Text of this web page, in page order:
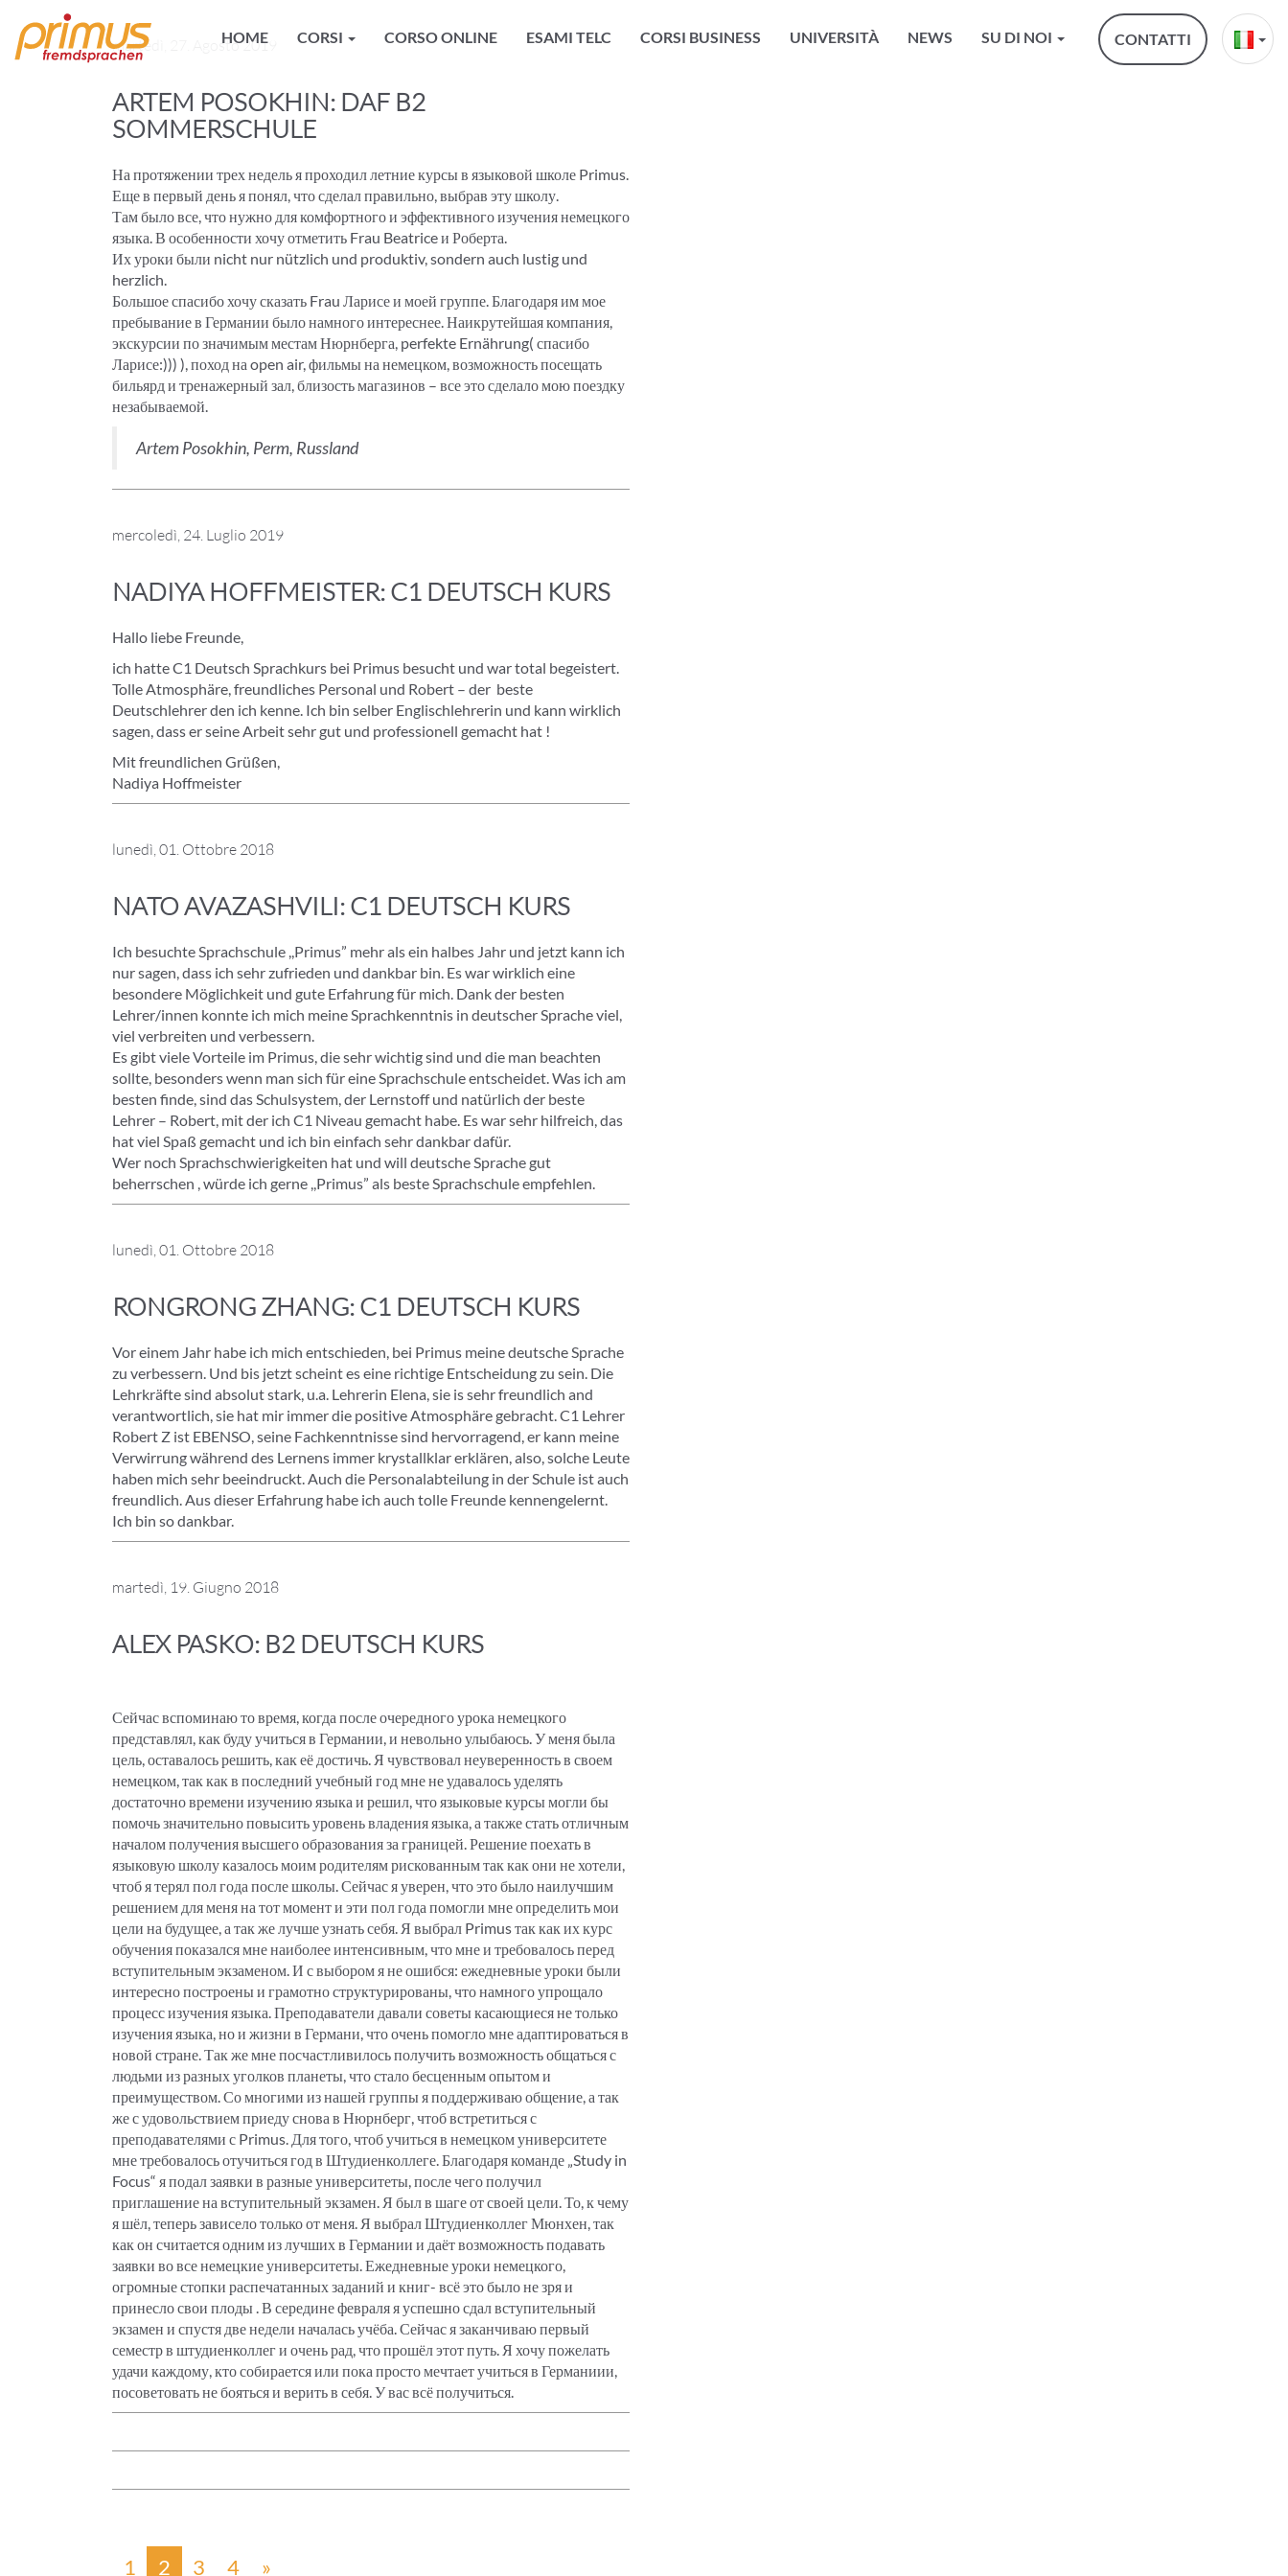
CONTATTI
HOME CORSI CORSO ONLINE ESAMI TELC CORSI BUSINESS UNIVERSITÀ NEWS SU DI NOI
martedì, 27. Agosto 2019
ARTEM POSOKHIN: DAF B2
SOMMERSCHULE
На протяжении трех недель я проходил летние курсы в языковой школе Primus.
Еще в первый день я понял, что сделал правильно, выбрав эту школу.
Там было все, что нужно для комфортного и эффективного изучения немецкого
языка. В особенности хочу отметить Frau Beatrice и Роберта.
Их уроки были nicht nur nützlich und produktiv, sondern auch lustig und
herzlich.
Большое спасибо хочу сказать Frau Ларисе и моей группе. Благодаря им мое
пребывание в Германии было намного интереснее. Наикрутейшая компания,
экскурсии по значимым местам Нюрнберга, perfekte Ernährung( спасибо
Ларисе:))) ), поход на open air, фильмы на немецком, возможность посещать
бильярд и тренажерный зал, близость магазинов – все это сделало мою поездку
незабываемой.
Artem Posokhin, Perm, Russland
mercoledì, 24. Luglio 2019
NADIYA HOFFMEISTER: C1 DEUTSCH KURS
Hallo liebe Freunde,
ich hatte C1 Deutsch Sprachkurs bei Primus besucht und war total begeistert.
Tolle Atmosphäre, freundliches Personal und Robert – der beste
Deutschlehrer den ich kenne. Ich bin selber Englischlehrerin und kann wirklich
sagen, dass er seine Arbeit sehr gut und professionell gemacht hat !
Mit freundlichen Grüßen,
Nadiya Hoffmeister
lunedì, 01. Ottobre 2018
NATO AVAZASHVILI: C1 DEUTSCH KURS
Ich besuchte Sprachschule ,,Primus” mehr als ein halbes Jahr und jetzt kann ich
nur sagen, dass ich sehr zufrieden und dankbar bin. Es war wirklich eine
besondere Möglichkeit und gute Erfahrung für mich. Dank der besten
Lehrer/innen konnte ich mich meine Sprachkenntnis in deutscher Sprache viel,
viel verbreiten und verbessern.
Es gibt viele Vorteile im Primus, die sehr wichtig sind und die man beachten
sollte, besonders wenn man sich für eine Sprachschule entscheidet. Was ich am
besten finde, sind das Schulsystem, der Lernstoff und natürlich der beste
Lehrer – Robert, mit der ich C1 Niveau gemacht habe. Es war sehr hilfreich, das
hat viel Spaß gemacht und ich bin einfach sehr dankbar dafür.
Wer noch Sprachschwierigkeiten hat und will deutsche Sprache gut
beherrschen , würde ich gerne ,,Primus” als beste Sprachschule empfehlen.
lunedì, 01. Ottobre 2018
RONGRONG ZHANG: C1 DEUTSCH KURS
Vor einem Jahr habe ich mich entschieden, bei Primus meine deutsche Sprache
zu verbessern. Und bis jetzt scheint es eine richtige Entscheidung zu sein. Die
Lehrkräfte sind absolut stark, u.a. Lehrerin Elena, sie is sehr freundlich and
verantwortlich, sie hat mir immer die positive Atmosphäre gebracht. C1 Lehrer
Robert Z ist EBENSO, seine Fachkenntnisse sind hervorragend, er kann meine
Verwirrung während des Lernens immer krystallklar erklären, also, solche Leute
haben mich sehr beeindruckt. Auch die Personalabteilung in der Schule ist auch
freundlich. Aus dieser Erfahrung habe ich auch tolle Freunde kennengelernt.
Ich bin so dankbar.
martedì, 19. Giugno 2018
ALEX PASKO: B2 DEUTSCH KURS
Сейчас вспоминаю то время, когда после очередного урока немецкого
представлял, как буду учиться в Германии, и невольно улыбаюсь. У меня была
цель, оставалось решить, как её достичь. Я чувствовал неуверенность в своем
немецком, так как в последний учебный год мне не удавалось уделять
достаточно времени изучению языка и решил, что языковые курсы могли бы
помочь значительно повысить уровень владения языка, а также стать отличным
началом получения высшего образования за границей. Решение поехать в
языковую школу казалось моим родителям рискованным так как они не хотели,
чтоб я терял пол года после школы. Сейчас я уверен, что это было наилучшим
решением для меня на тот момент и эти пол года помогли мне определить мои
цели на будущее, а так же лучше узнать себя. Я выбрал Primus так как их курс
обучения показался мне наиболее интенсивным, что мне и требовалось перед
вступительным экзаменом. И с выбором я не ошибся: ежедневные уроки были
интересно построены и грамотно структурированы, что намного упрощало
процесс изучения языка. Преподаватели давали советы касающиеся не только
изучения языка, но и жизни в Германи, что очень помогло мне адаптироваться в
новой стране. Так же мне посчастливилось получить возможность общаться с
людьми из разных уголков планеты, что стало бесценным опытом и
преимуществом. Со многими из нашей группы я поддерживаю общение, а так
же с удовольствием приеду снова в Нюрнберг, чтоб встретиться с
преподавателями с Primus. Для того, чтоб учиться в немецком университете
мне требовалось отучиться год в Штудиенколлеге. Благодаря команде „Study in
Focus“ я подал заявки в разные университеты, после чего получил
приглашение на вступительный экзамен. Я был в шаге от своей цели. То, к чему
я шёл, теперь зависело только от меня. Я выбрал Штудиенколлег Мюнхен, так
как он считается одним из лучших в Германии и даёт возможность подавать
заявки во все немецкие университеты. Ежедневные уроки немецкого,
огромные стопки распечатанных заданий и книг- всё это было не зря и
принесло свои плоды . В середине февраля я успешно сдал вступительный
экзамен и спустя две недели началась учёба. Сейчас я заканчиваю первый
семестр в штудиенколлег и очень рад, что прошёл этот путь. Я хочу пожелать
удачи каждому, кто собирается или пока просто мечтает учиться в Германиии,
посоветовать не бояться и верить в себя. У вас всё получиться.
1 2 3 4 »